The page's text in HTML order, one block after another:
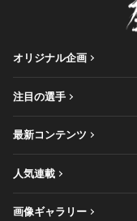
オリジナル企画
注目の選手
最新コンテンツ
人気連載
画像ギャラリー